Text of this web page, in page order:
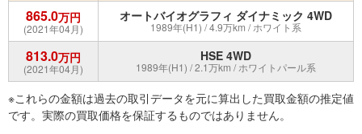
865.0万円
(2021年04月)
オートバイオグラフィ ダイナミック 4WD
1989年(H1) / 4.9万km / ホワイト系
813.0万円
(2021年04月)
HSE 4WD
1989年(H1) / 2.1万km / ホワイトパール系
※これらの金額は過去の取引データを元に算出した買取金額の推定値
です。実際の買取価格を保証するものではありません。